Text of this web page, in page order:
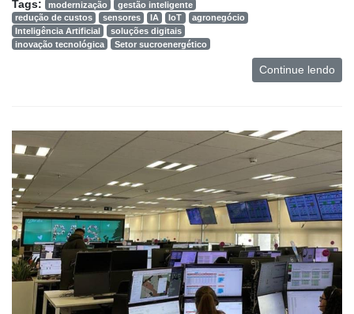
Tags: modernização
gestão inteligente
redução de custos
sensores IA IoT
agronegócio
Inteligência Artificial
soluções digitais
inovação tecnológica
Setor sucroenergético
Continue lendo